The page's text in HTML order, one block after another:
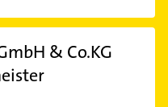
& Co.KG